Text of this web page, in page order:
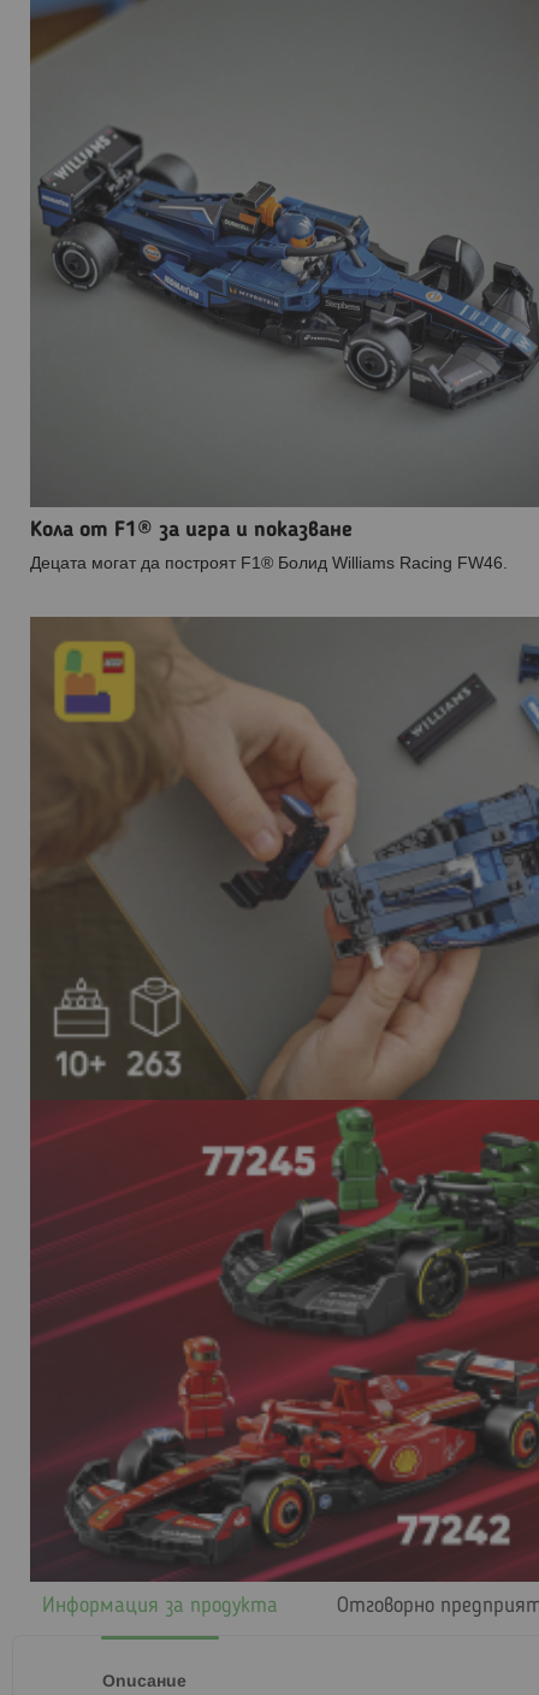
Кола от F1® за игра и показване
Децата могат да построят F1® Болид Williams Racing FW46.
Информация за продукта
Описание
Отговорно